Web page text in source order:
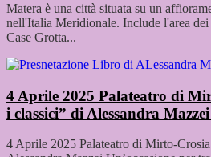
Matera è una città situata su un
nell'Italia Meridionale. Include l'area dei
Case Grotta...
4 Aprile 2025 Palateatro di
i classici” di Alessandra Mazzei
4 Aprile 2025 Palateatro di Mirto-